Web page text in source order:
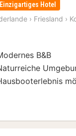
Bild
Einzigartiges Hotel
› Friesland ›
B&B